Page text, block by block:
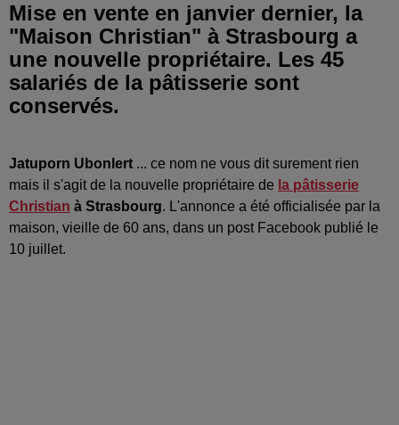
Mise en vente en janvier dernier, la
"Maison Christian" à Strasbourg a
une nouvelle propriétaire. Les 45
salariés de la pâtisserie sont
conservés.
Jatuporn Ubonlert ... ce nom ne vous dit surement rien
mais il s'agit de la nouvelle propriétaire de la pâtisserie
Christian à Strasbourg. L'annonce a été officialisée par la
maison, vieille de 60 ans, dans un post Facebook publié le
10 juillet.